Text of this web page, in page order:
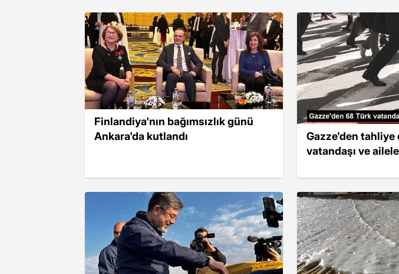
Finlandiya'nın bağımsızlık günü
Ankara'da kutlandı
Gazze'den tahliye
vatandaşı ve